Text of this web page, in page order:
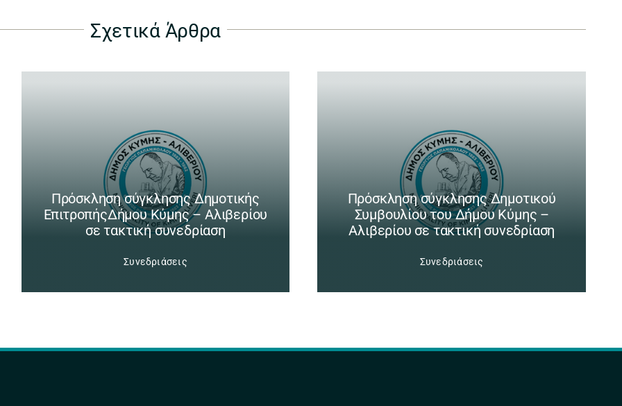
Σχετικά Άρθρα
Πρόσκληση σύγκλησης Δημοτικής
ΕπιτροπήςΔήμου Κύμης – Αλιβερίου
σε τακτική συνεδρίαση
Συνεδριάσεις
Πρόσκληση σύγκλησης Δημοτικού
Συμβουλίου του Δήμου Κύμης –
Αλιβερίου σε τακτική συνεδρίαση
Συνεδριάσεις